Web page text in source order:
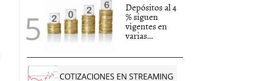
Depósitos al 4
% siguen
vigentes en
varias...
COTIZACIONES EN STREAMING